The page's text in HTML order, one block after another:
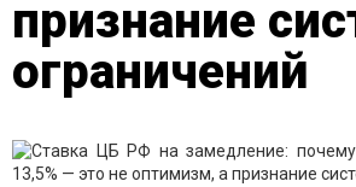
признание
ограничений